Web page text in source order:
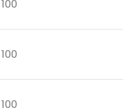
100
100
100